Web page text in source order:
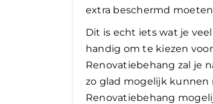
extra beschermd
Dit is echt iets wat je
handig om te kiezen
Renovatiebehang zal je
zo glad mogelijk kunnen
Renovatiebehang